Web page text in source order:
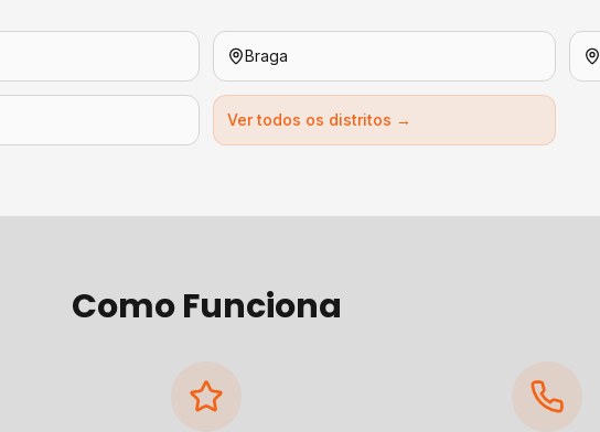
Braga
Ver todos os distritos →
Como Funciona